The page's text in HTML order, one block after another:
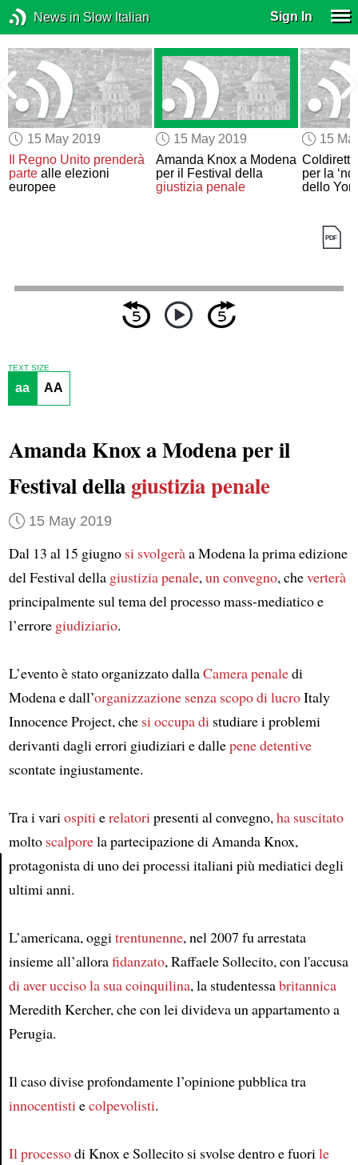
News in Slow Italian Sign In
15 May 2019
Il Regno Unito prenderà
parte alle elezioni
europee
15 May 2019
Amanda Knox a Modena
per il Festival della
giustizia penale
15
Coldiretti
per la
dello
TEXT SIZE
aa AA
Amanda Knox a Modena per il
Festival della giustizia penale
15 May 2019
Dal 13 al 15 giugno si svolgeràa Modena la prima edizione
del Festival della giustizia penale,un convegno, cheverterà
principalmente sul tema del processo mass-mediatico e
l’errore giudiziario.
L’evento è stato organizzato dallaCamera penaledi
Modena e dall’organizzazione senza scopo di lucroItaly
Innocence Project, che si occupa distudiare i problemi
derivanti dagli errori giudiziari e dallepene detentive
scontate ingiustamente.
Tra i variospitierelatoripresenti al convegno,ha suscitato
molto scalporela partecipazione di Amanda Knox,
protagonista di uno dei processi italiani più mediatici degli
ultimi anni.
L’americana, oggitrentunenne, nel 2007 fu arrestata
insieme all’allorafidanzato, Raffaele Sollecito, con l'accusa
di aver uccisola sua coinquilina, la studentessabritannica
Meredith Kercher, che con lei divideva un appartamento a
Perugia.
Il caso divise profondamente l’opinione pubblica tra
innocentistiecolpevolisti.
Il processodi Knox e Sollecito si svolse dentro e fuorile